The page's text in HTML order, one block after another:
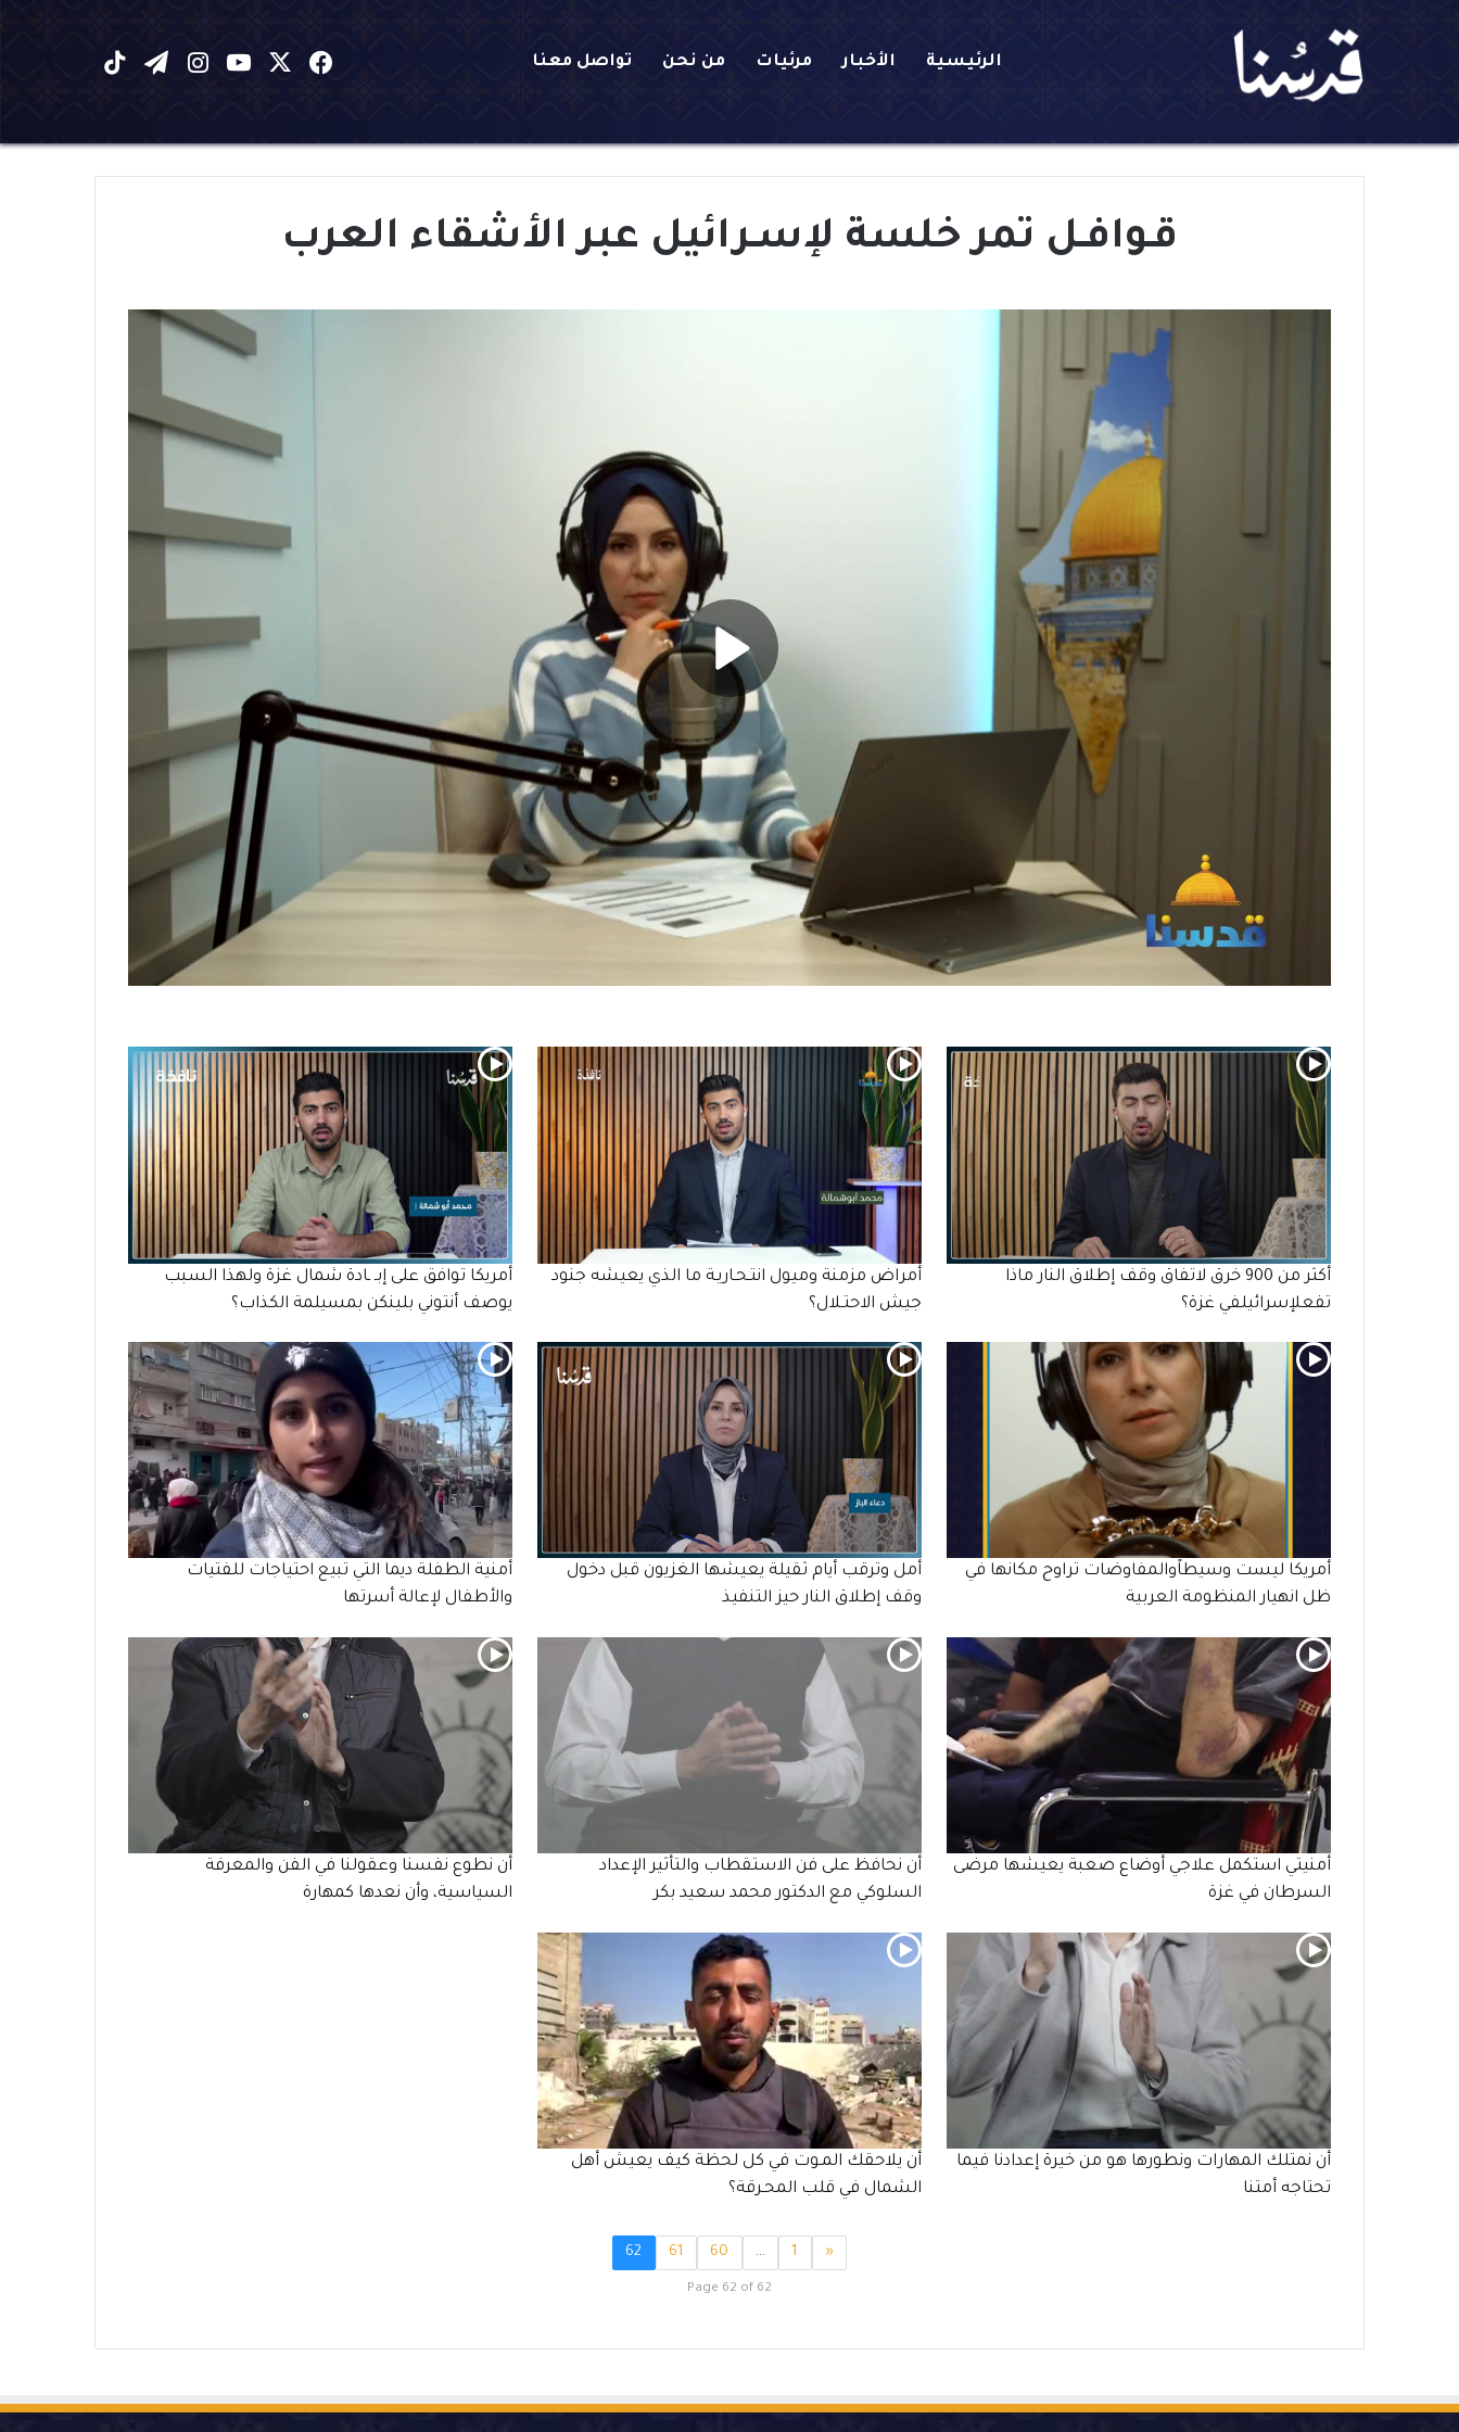
الرئيسية الأخبار مرئيات من نحن تواصل معنا فيسبوك يوتيوبانستقرام
تيلقرام
قـوافـل تمر خلسة لإسـرائيل عبر الأشقاء العرب
أكثر من 900 خرق لاتفاق وقف إطلاق النار ماذا
تفعلإسرائيلفي غزة؟
أمراض مزمنة وميول انتـحـاريـة ما الذي يعيشه جنود
جيش الاحتـلال؟
أمريكا توافق على إبـ ـادة شمال غزة ولهذا السبب
يوصف أنتوني بلينكن بمسيلمة الكذاب؟
أمريكا ليست وسيطاًوالمفاوضات تراوح مكانها في
ظل انهيار المنظومة العربية
أمل وترقب أيام ثقيلة يعيشها الغزيون قبل دخول
وقف إطلاق النار حيز التنفيذ
أمنية الطفلة ديما التي تبيع احتياجات للفتيات
والأطفال لإعالة أسرتها
أمنيتي استكمل علاجي أوضاع صعبة يعيشها مرضى
السرطان في غزة
أن نحافظ على فن الاستقطاب والتأثير الإعداد
السلوكي مع الدكتور محمد سعيد بكر
أن نطوع نفسنا وعقولنا في الفن والمعرفة
السياسية، وأن نعدها كمهارة
أن نمتلك المهارات ونطورها هو من خيرة إعدادنا فيما
تحتاجه أمتنا
أن يلاحقك المـوت في كل لحظة كيف يعيش أهل
الشمال في قلب المحـرقة؟
«
1
…
60
61
62
Page 62 of 62